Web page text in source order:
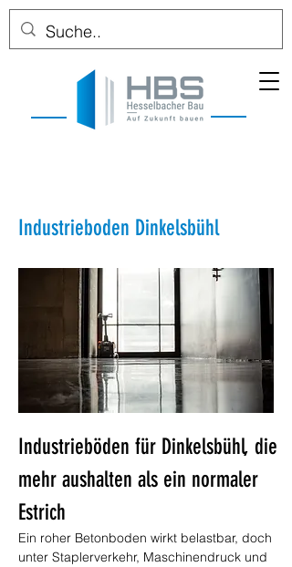
Industrieboden Dinkelsbühl
Industrieböden für Dinkelsbühl, die
mehr aushalten als ein normaler
Estrich
Ein roher Betonboden wirkt belastbar, doch
unter Staplerverkehr, Maschinendruck und